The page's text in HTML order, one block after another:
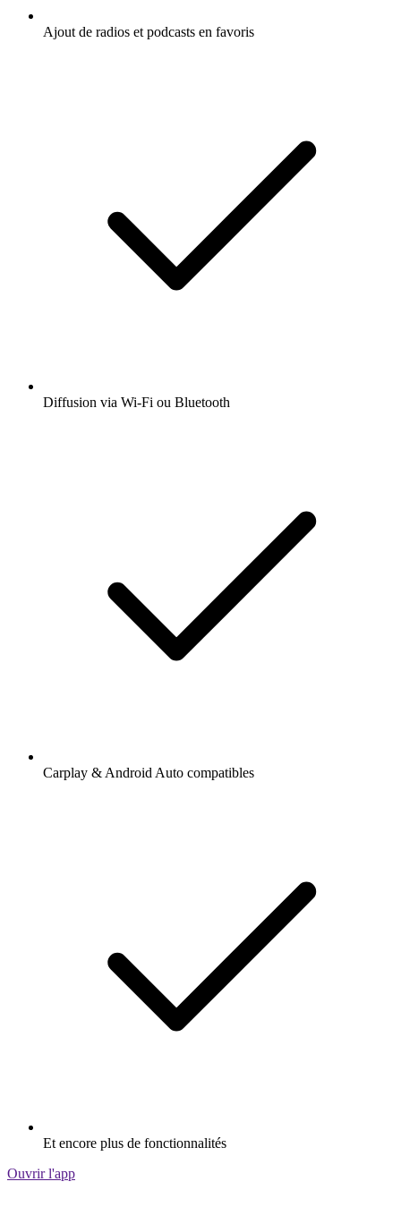
Ajout de radios et podcasts en favoris
Diffusion via Wi-Fi ou Bluetooth
Carplay & Android Auto compatibles
Et encore plus de fonctionnalités
Ouvrir l'app